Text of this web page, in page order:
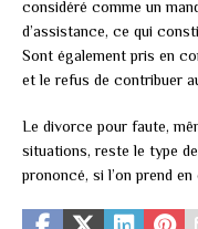
considéré comme un
d’assistance, ce qui
Sont également pris en
et le refus de contribuer
Le divorce pour faute,
situations, reste le type
prononcé, si l’on prend